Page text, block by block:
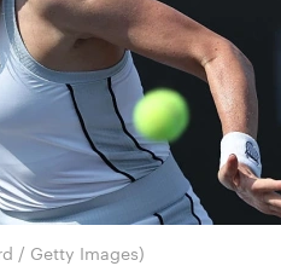
/ Getty Images)